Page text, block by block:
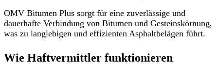
OMV Bitumen Plus sorgt für eine zuverlässige und
dauerhafte Verbindung von Bitumen und Gesteinskörnung,
was zu langlebigen und effizienten Asphaltbelägen führt.
Wie Haftvermittler funktionieren